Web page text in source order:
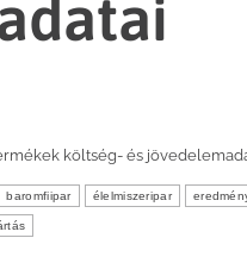
költség- és
baromfiipar élelmiszeripar